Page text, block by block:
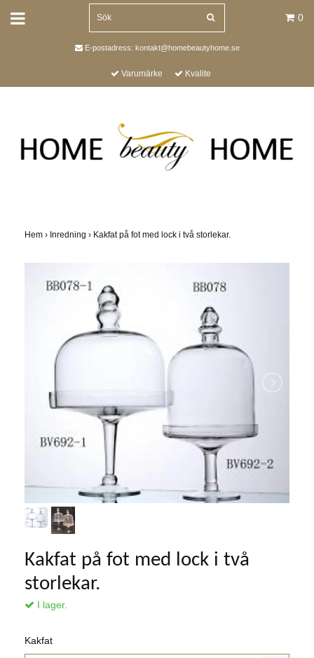
0
E-postadress: kontakt@homebeautyhome.se
Varumärke Kvalite
Hem › Inredning › Kakfat på fot med lock i två storlekar.
Kakfat på fot med lock i två
storlekar.
I lager.
Kakfat